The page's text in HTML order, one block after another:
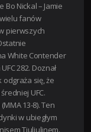
Nickal – Jamie
fanów
pierwszych
White Contender
282. Doznał
odgraża się, że
UFC.
13-8). Ten
w ubiegłym
Tiuliulinem.